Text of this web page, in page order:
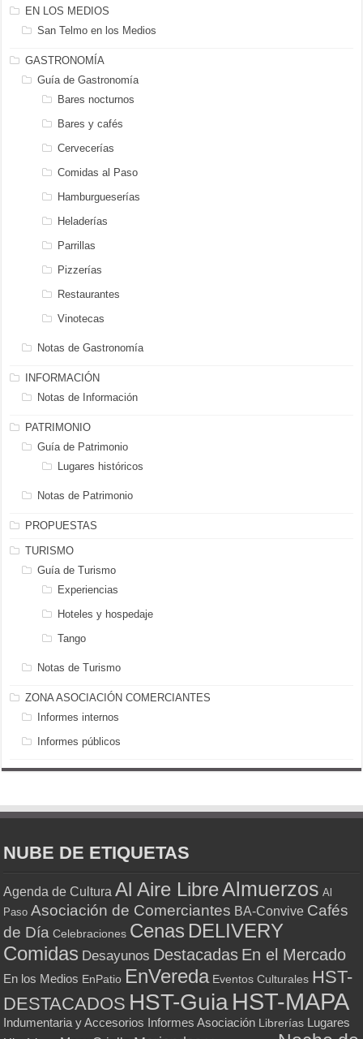
EN LOS MEDIOS
San Telmo en los Medios
GASTRONOMÍA
Guía de Gastronomía
Bares nocturnos
Bares y cafés
Cervecerías
Comidas al Paso
Hamburgueserías
Heladerías
Parrillas
Pizzerías
Restaurantes
Vinotecas
Notas de Gastronomía
INFORMACIÓN
Notas de Información
PATRIMONIO
Guía de Patrimonio
Lugares históricos
Notas de Patrimonio
PROPUESTAS
TURISMO
Guía de Turismo
Experiencias
Hoteles y hospedaje
Tango
Notas de Turismo
ZONA ASOCIACIÓN COMERCIANTES
Informes internos
Informes públicos
NUBE DE ETIQUETAS
Agenda de Cultura Al Aire LibreAlmuerzos Al
Paso Asociación de Comerciantes BA-Convive Cafés
de Día Celebraciones Cenas DELIVERY
Comidas Desayunos Destacadas En el Mercado
En los Medios EnPatio EnVereda Eventos Culturales HST-
DESTACADOS HST-GuiaHST-MAPA
Indumentaria y Accesorios Informes Asociación Librerías Lugares